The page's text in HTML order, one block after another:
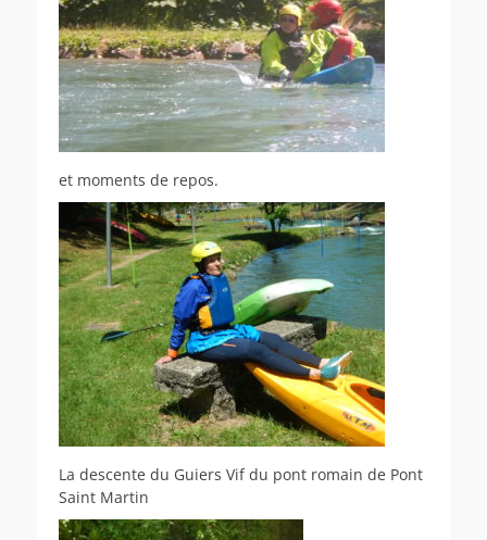
et moments de repos.
La descente du Guiers Vif du pont romain de Pont
Saint Martin